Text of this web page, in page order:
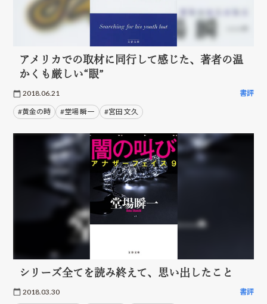
アメリカでの取材に同行して感じた、著者の温
かくも厳しい“眼”
2018.06.21 書評
#黄金の時 #堂場 瞬一 #宮田 文久
シリーズ全てを読み終えて、思い出したこと
2018.03.30 書評